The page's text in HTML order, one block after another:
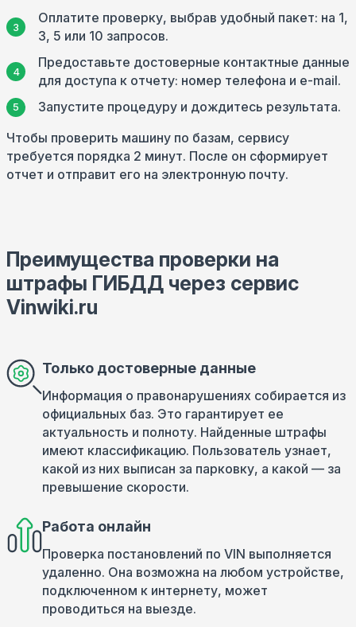
Оплатите проверку, выбрав удобный пакет: на 1,
3, 5 или 10 запросов.
Предоставьте достоверные контактные данные
для доступа к отчету: номер телефона и e-mail.
Запустите процедуру и дождитесь результата.
Чтобы проверить машину по базам, сервису
требуется порядка 2 минут. После он сформирует
отчет и отправит его на электронную почту.
Преимущества проверки на
штрафы ГИБДД через сервис
Vinwiki.ru
Только достоверные данные
Информация о правонарушениях собирается из
официальных баз. Это гарантирует ее
актуальность и полноту. Найденные штрафы
имеют классификацию. Пользователь узнает,
какой из них выписан за парковку, а какой — за
превышение скорости.
Работа онлайн
Проверка постановлений по VIN выполняется
удаленно. Она возможна на любом устройстве,
подключенном к интернету, может
проводиться на выезде.